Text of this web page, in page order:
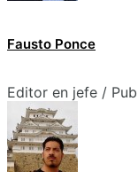
Fausto Ponce
Editor en jefe /